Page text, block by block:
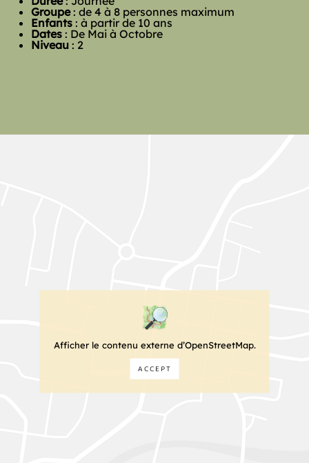
Groupe: de 4 à 8 personnes maximum
Enfants : à partir de 10 ans
Dates : De Mai à Octobre
Niveau : 2
Afficher le contenu externe d’OpenStreetMap.
ACCEPT